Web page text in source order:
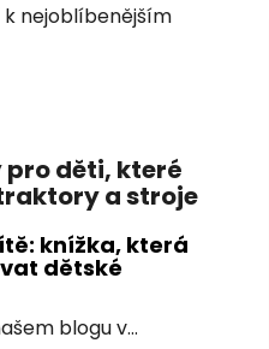
nejoblíbenějším
děti, které
a stroje
knížka, která
dětské
blogu v...